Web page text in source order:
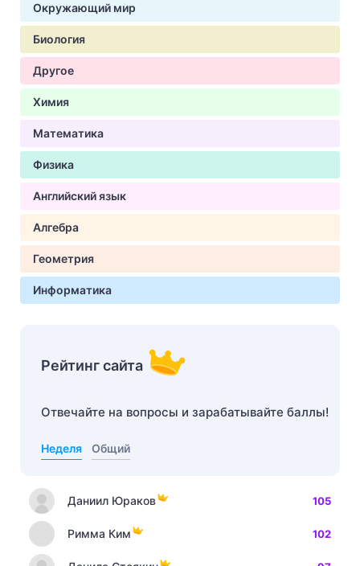
Окружающий мир
Биология
Другое
Химия
Математика
Физика
Английский язык
Алгебра
Геометрия
Информатика
Рейтинг сайта
Отвечайте на вопросы и зарабатывайте баллы!
Неделя Общий
Даниил Юраков 105
Римма Ким 102